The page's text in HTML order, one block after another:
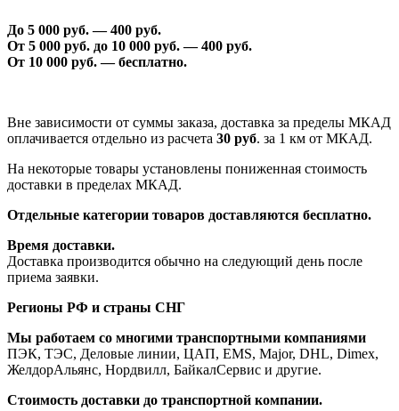
До 5 000 руб. —400 руб.
От 5 000 руб. до 10 000 руб. —400 руб.
От 10 000 руб. — бесплатно.
Вне зависимости от суммы заказа, доставка за пределы МКАД
оплачивается отдельно из расчета 30 руб. за 1 км от МКАД.
На некоторые товары установлены пониженная стоимость
доставки в пределах МКАД.
Отдельные категории товаров доставляются бесплатно.
Время доставки.
Доставка производится обычно на следующий день после
приема заявки.
Регионы РФ и страны СНГ
Мы работаем со многими транспортными компаниями
ПЭК, ТЭС, Деловые линии, ЦАП, EMS, Major, DHL, Dimex,
ЖелдорАльянс, Нордвилл, БайкалСервис и другие.
Стоимость доставки до транспортной компании.